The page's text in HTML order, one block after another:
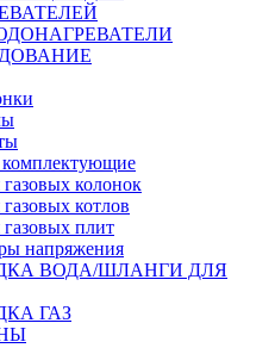
газовых колонок
котлов
газовых плит
напряжения
ВОДА/ШЛАНГИ ДЛЯ
ГАЗ